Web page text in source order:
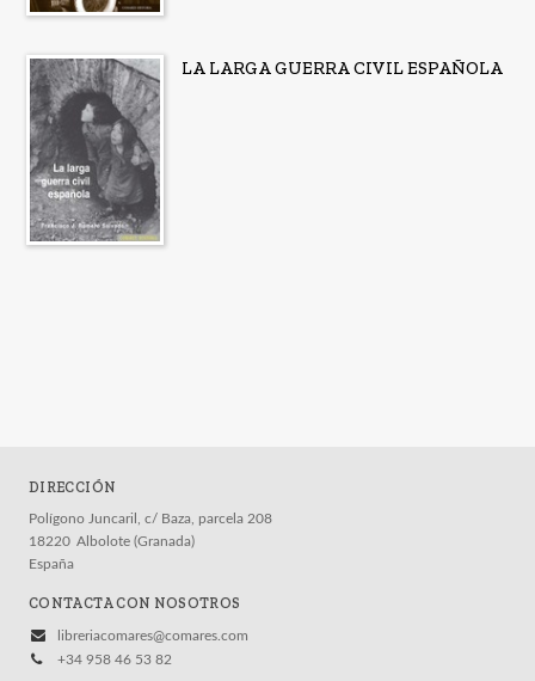
LA LARGA GUERRA CIVIL ESPAÑOLA
DIRECCIÓN
Polígono Juncaril, c/ Baza, parcela 208
18220 Albolote (Granada)
España
CONTACTA CON NOSOTROS
libreriacomares@comares.com
+34 958 46 53 82